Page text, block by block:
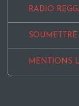
RADIO
MENTIONS